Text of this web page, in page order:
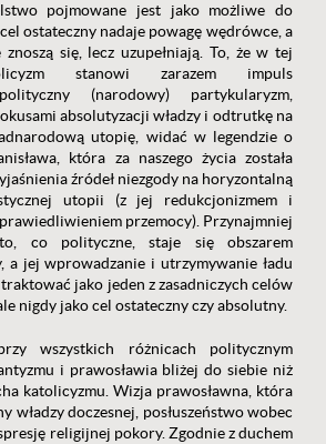
pojmowane jest jako możliwe do
ostateczny nadaje powagę wędrówce, a
się, lecz uzupełniają. To, że w tej
stanowi zarazem impuls
(narodowy) partykularyzm,
absolutyzacji władzy i odtrutkę na
utopię, widać w legendzie o
która za naszego życia została
źródeł niezgody na horyzontalną
utopii (z jej redukcjonizmem i
przemocy). Przynajmniej
co polityczne, staje się obszarem
a jej wprowadzanie i utrzymywanie ładu
jako jeden z zasadniczych celów
nigdy jako cel ostateczny czy absolutny.
wszystkich różnicach politycznym
i prawosławia bliżej do siebie niż
katolicyzmu. Wizja prawosławna, która
władzy doczesnej, posłuszeństwo wobec
religijnej pokory. Zgodnie z duchem